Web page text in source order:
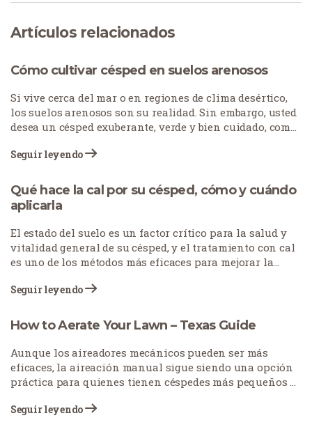
Artículos relacionados
Cómo cultivar césped en suelos arenosos
Si vive cerca del mar o en regiones de clima desértico,
los suelos arenosos son su realidad. Sin embargo, usted
desea un césped exuberante, verde y bien cuidado, como
supuesto.
Seguir leyendo
Qué hace la cal por su césped, cómo y cuándo
aplicarla
El estado del suelo es un factor crítico para la salud y
vitalidad general de su césped, y el tratamiento con cal
es uno de los métodos más eficaces para mejorar la
Seguir leyendo
How to Aerate Your Lawn – Texas Guide
Aunque los aireadores mecánicos pueden ser más
eficaces, la aireación manual sigue siendo una opción
práctica para quienes tienen céspedes más pequeños o
Seguir leyendo